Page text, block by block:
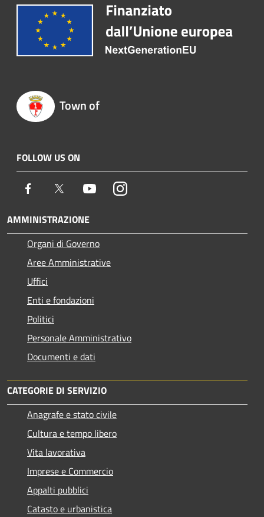
Town of
FOLLOW US ON
Facebook Twitter YoutubeInstagram
AMMINISTRAZIONE
Organi di Governo
Aree Amministrative
Uffici
Enti e fondazioni
Politici
Personale Amministrativo
Documenti e dati
CATEGORIE DI SERVIZIO
Anagrafe e stato civile
Cultura e tempo libero
Vita lavorativa
Imprese e Commercio
Appalti pubblici
Catasto e urbanistica